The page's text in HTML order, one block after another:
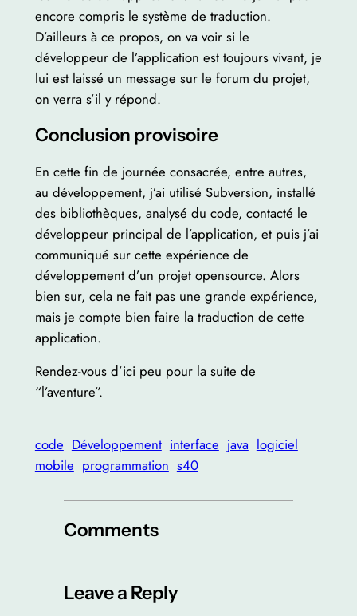
encore compris le système de traduction.
D’ailleurs à ce propos, on va voir si le
développeur de l’application est toujours vivant, je
lui est laissé un message sur le forum du projet,
on verra s’il y répond.
Conclusion provisoire
En cette fin de journée consacrée, entre autres,
au développement, j’ai utilisé Subversion, installé
des bibliothèques, analysé du code, contacté le
développeur principal de l’application, et puis j’ai
communiqué sur cette expérience de
développement d’un projet opensource. Alors
bien sur, cela ne fait pas une grande expérience,
mais je compte bien faire la traduction de cette
application.
Rendez-vous d’ici peu pour la suite de
“l’aventure”.
code Développement interface java logiciel
mobile programmation s40
Comments
Leave a Reply